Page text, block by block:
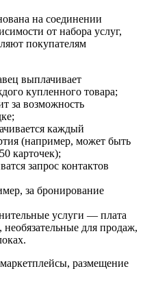
на соединении
от набора услуг,
покупателям
выплачивает
купленного товара;
за возможность
каждый
(например, может быть
карточек);
запрос контактов
за бронирование
услуги — плата
для продаж,
размещение